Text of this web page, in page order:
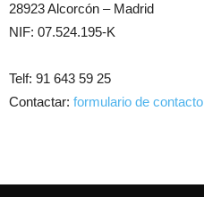
28923 Alcorcón – Madrid
NIF: 07.524.195-K
Telf: 91 643 59 25
Contactar: formulario de contacto